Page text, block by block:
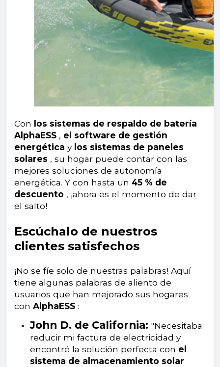
Con
los sistemas de respaldo de batería
AlphaESS , el software de gestión
energética y los sistemas de paneles
solares , su hogar puede contar con las
mejores soluciones de autonomía
energética. Y con hasta un 45 % de
descuento , ¡ahora es el momento de dar
el salto!
Escúchalo de nuestros
clientes satisfechos
¡No se fíe solo de nuestras palabras! Aquí
tiene algunas palabras de aliento de
usuarios que han mejorado sus hogares
con AlphaESS :
John D. de California: "Necesitaba
reducir mi factura de electricidad y
encontré la solución perfecta con el
sistema de almacenamiento solar